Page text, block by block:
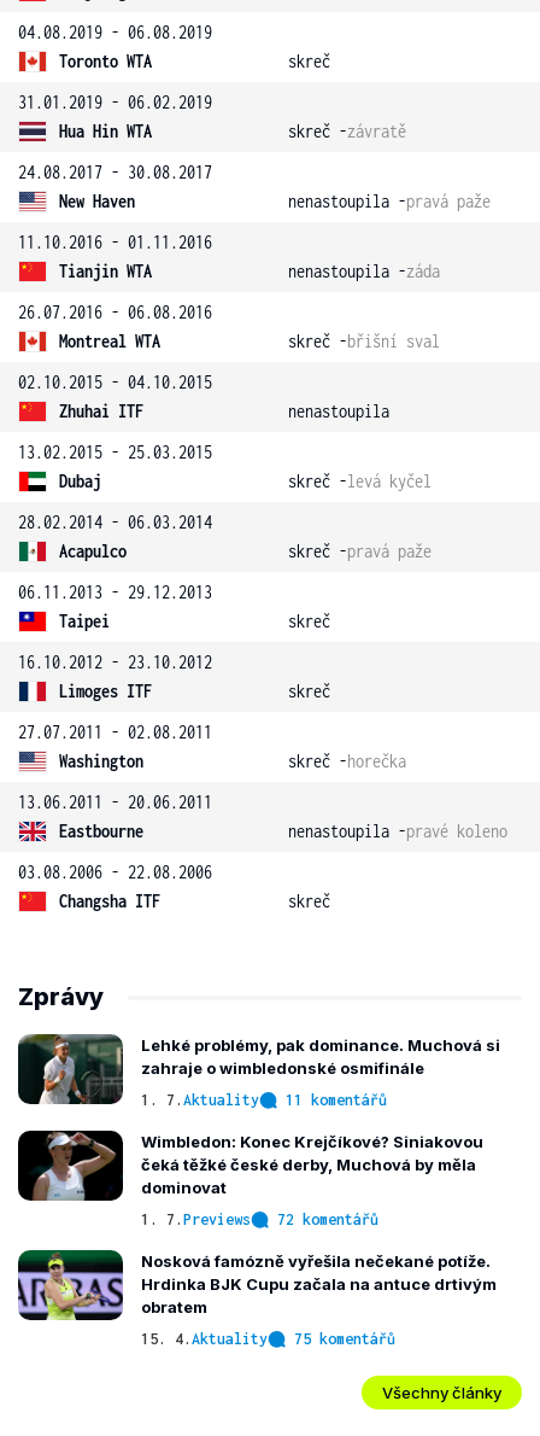
04.08.2019 - 06.08.2019
Toronto WTA
skreč
31.01.2019 - 06.02.2019
Hua Hin WTA
skreč -závratě
24.08.2017 - 30.08.2017
New Haven
nenastoupila -pravá paže
11.10.2016 - 01.11.2016
Tianjin WTA
nenastoupila -záda
26.07.2016 - 06.08.2016
Montreal WTA
skreč -břišní sval
02.10.2015 - 04.10.2015
Zhuhai ITF
nenastoupila
13.02.2015 - 25.03.2015
Dubaj
skreč -levá kyčel
28.02.2014 - 06.03.2014
Acapulco
skreč -pravá paže
06.11.2013 - 29.12.2013
Taipei
skreč
16.10.2012 - 23.10.2012
Limoges ITF
skreč
27.07.2011 - 02.08.2011
Washington
skreč -horečka
13.06.2011 - 20.06.2011
Eastbourne
nenastoupila -pravé koleno
03.08.2006 - 22.08.2006
Changsha ITF
skreč
Zprávy
Lehké problémy, pak dominance. Muchová si
zahraje o wimbledonské osmifinále
1. 7. Aktuality 11 komentářů
Wimbledon: Konec Krejčíkové? Siniakovou
čeká těžké české derby, Muchová by měla
dominovat
1. 7. Previews 72 komentářů
Nosková famózně vyřešila nečekané potíže.
Hrdinka BJK Cupu začala na antuce drtivým
obratem
15. 4. Aktuality 75 komentářů
Všechny články